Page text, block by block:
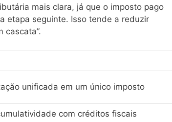
mais clara, já que o imposto pago
etapa seguinte. Isso tende a reduzir
cascata”.
unificada em um único imposto
com créditos fiscais